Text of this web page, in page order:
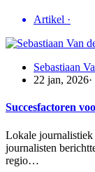
Artikel ·
Sebastiaan
22 jan, 2026·
Succesfactoren
Lokale journalistiek
journalisten
regio…